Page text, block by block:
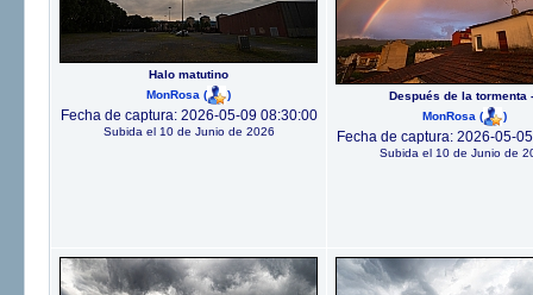
Halo matutino
MonRosa ( )
Fecha de captura: 2026-05-09 08:30:00
Subida el 10 de Junio de 2026
Después de la tormenta
MonRosa ( )
Fecha de captura: 2026-05-
Subida el 10 de Junio de